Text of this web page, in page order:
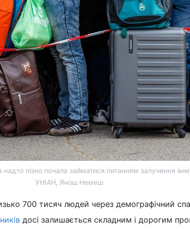
пізно почала займатися питанням залучення
УНІАН, Янош Немеш
700 тисяч людей через демографічний
досі залишається складним і дорогим